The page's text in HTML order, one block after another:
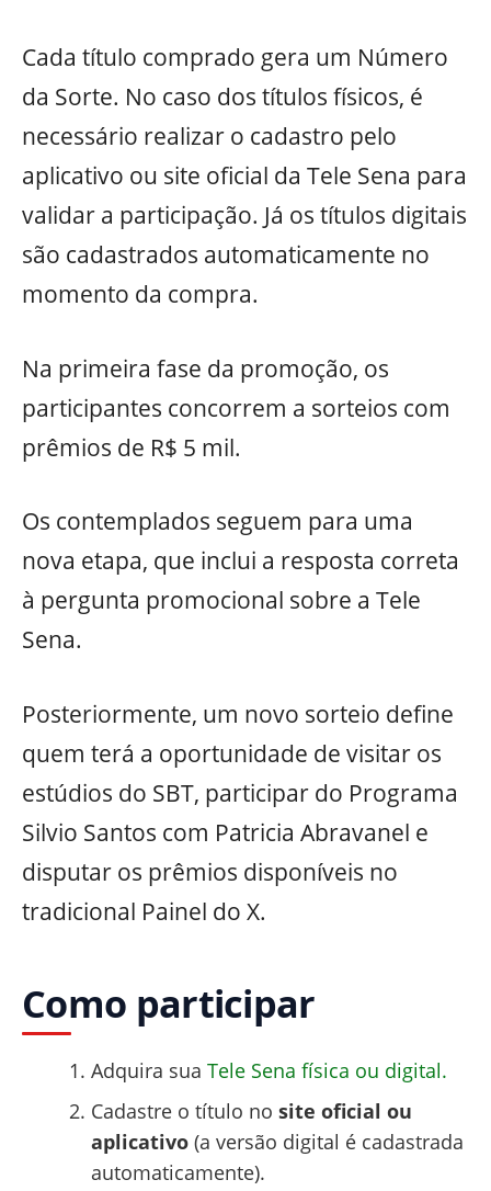
Cada título comprado gera um Número
da Sorte. No caso dos títulos físicos, é
necessário realizar o cadastro pelo
aplicativo ou site oficial da Tele Sena para
validar a participação. Já os títulos digitais
são cadastrados automaticamente no
momento da compra.
Na primeira fase da promoção, os
participantes concorrem a sorteios com
prêmios de R$ 5 mil.
Os contemplados seguem para uma
nova etapa, que inclui a resposta correta
à pergunta promocional sobre a Tele
Sena.
Posteriormente, um novo sorteio define
quem terá a oportunidade de visitar os
estúdios do SBT, participar do Programa
Silvio Santos com Patricia Abravanel e
disputar os prêmios disponíveis no
tradicional Painel do X.
Como participar
Adquira sua Tele Sena física ou digital.
Cadastre o título no site oficial ou
aplicativo(a versão digital é cadastrada
automaticamente).